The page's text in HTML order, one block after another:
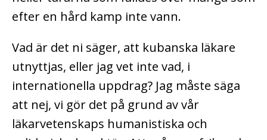
efter en hård kamp inte vann.
Vad är det ni säger, att kubanska läkare
utnyttjas, eller jag vet inte vad, i
internationella uppdrag? Jag måste säga
att nej, vi gör det på grund av vår
läkarvetenskaps humanistiska och